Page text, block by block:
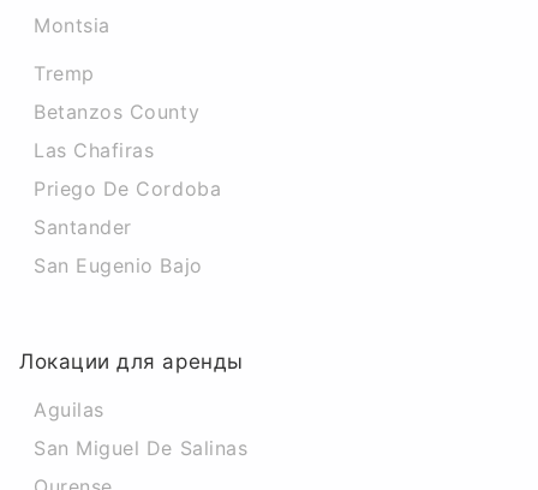
Montsia
Tremp
Betanzos County
Las Chafiras
Priego De Cordoba
Santander
San Eugenio Bajo
Локации для аренды
Aguilas
San Miguel De Salinas